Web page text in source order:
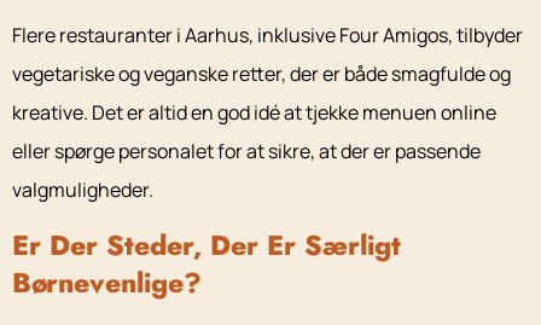
Flere restauranter i Aarhus, inklusive Four Amigos, tilbyder
vegetariske og veganske retter, der er både smagfulde og
kreative. Det er altid en god idé at tjekke menuen online
eller spørge personalet for at sikre, at der er passende
valgmuligheder.
Er Der Steder, Der Er Særligt
Børnevenlige?